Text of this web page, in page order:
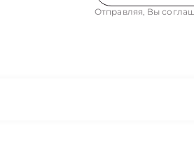
Отправляя, Вы